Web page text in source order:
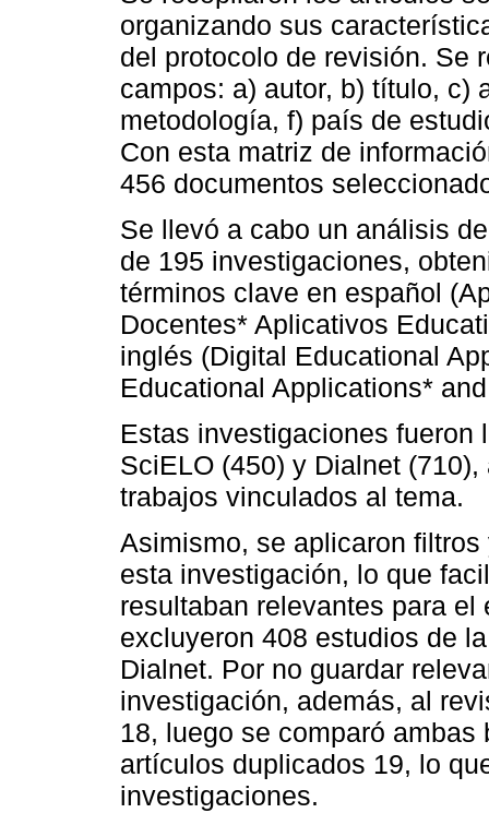
organizando sus
del protocolo de revisión. Se
campos: a) autor, b) título, c)
metodología, f) país de
Con esta matriz de
456 documentos
Se llevó a cabo un análisis
de 195 investigaciones,
términos clave en español
Docentes* Aplicativos
inglés (Digital Educational
Educational Applications*
Estas investigaciones fueron
SciELO (450) y Dialnet
trabajos vinculados al tema.
Asimismo, se aplicaron
esta investigación, lo que
resultaban relevantes para
excluyeron 408 estudios de
Dialnet. Por no guardar
investigación, además, al
18, luego se comparó
artículos duplicados 19, lo
investigaciones.